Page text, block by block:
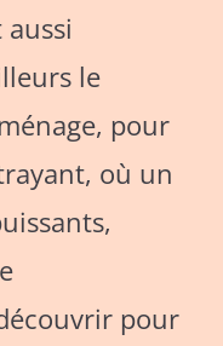
le
pour
où un
pour